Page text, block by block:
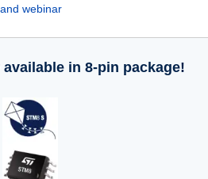
webinar
available in 8-pin package!